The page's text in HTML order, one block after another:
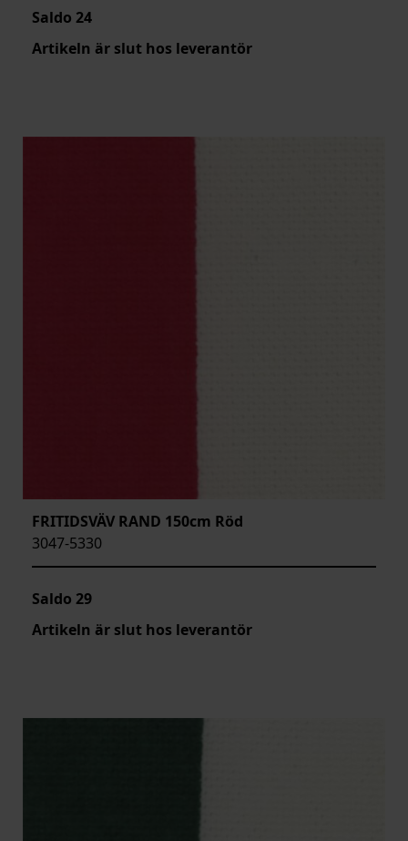
Saldo 24
Artikeln är slut hos leverantör
FRITIDSVÄV RAND 150cm Röd
3047-5330
Saldo 29
Artikeln är slut hos leverantör